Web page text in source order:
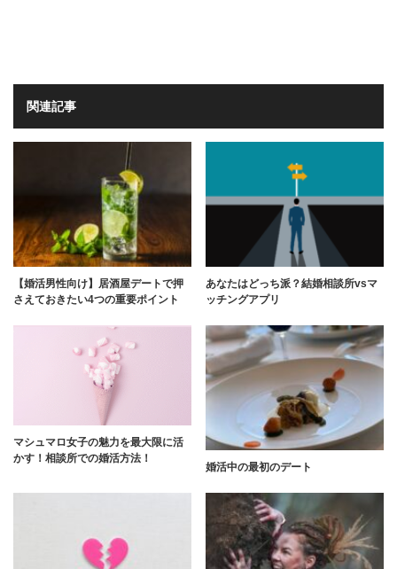
関連記事
【婚活男性向け】居酒屋デートで押
さえておきたい4つの重要ポイント
あなたはどっち派？結婚相談所vsマ
ッチングアプリ
マシュマロ女子の魅力を最大限に活
かす！相談所での婚活方法！
婚活中の最初のデート